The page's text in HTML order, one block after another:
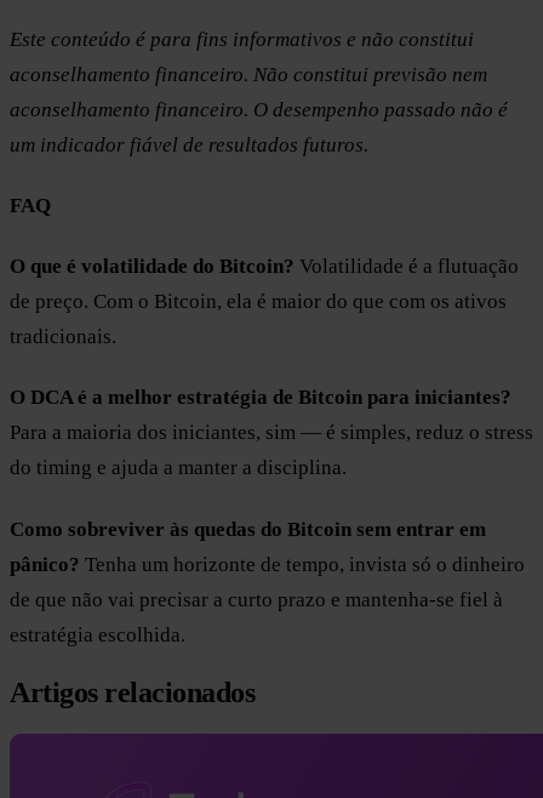
Este conteúdo é para fins informativos e não constitui
aconselhamento financeiro. Não constitui previsão nem
aconselhamento financeiro. O desempenho passado não é
um indicador fiável de resultados futuros.
FAQ
O que é volatilidade do Bitcoin? Volatilidade é a flutuação
de preço. Com o Bitcoin, ela é maior do que com os ativos
tradicionais.
O DCA é a melhor estratégia de Bitcoin para iniciantes?
Para a maioria dos iniciantes, sim — é simples, reduz o stress
do timing e ajuda a manter a disciplina.
Como sobreviver às quedas do Bitcoin sem entrar em
pânico? Tenha um horizonte de tempo, invista só o dinheiro
de que não vai precisar a curto prazo e mantenha-se fiel à
estratégia escolhida.
Artigos relacionados